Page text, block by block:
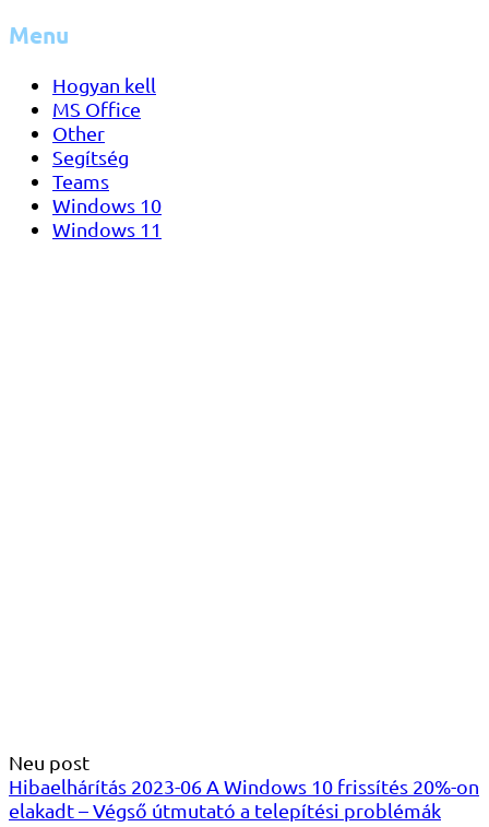
Menu
Hogyan kell
MS Office
Other
Segítség
Teams
Windows 10
Windows 11
Neu post
Hibaelhárítás 2023-06 A Windows 10 frissítés 20%-on
elakadt – Végső útmutató a telepítési problémák